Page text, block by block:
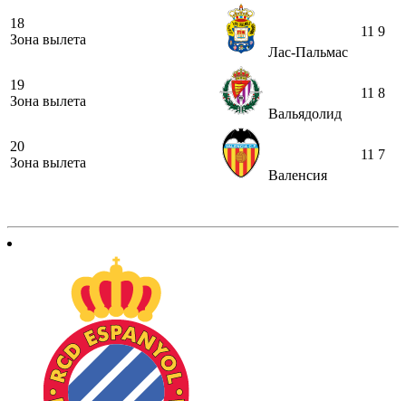
18
Зона вылета
Лас-Пальмас
11 9
19
Зона вылета
Вальядолид
11 8
20
Зона вылета
Валенсия
11 7